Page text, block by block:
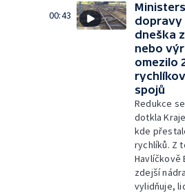
00:43
dopravy
dneška
nebo
omezilo
spojů
Redukce
dotkla
kde
rychlíků. Z
Havlíčkově
zdejší
vylidňuje,